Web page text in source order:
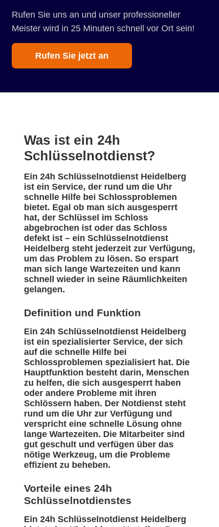
Rufen Sie uns an und unser professioneller
Meister wird in 25 Minuten schnell vor Ort sein!
Rufen Sie jetzt an
Was ist ein 24h
Schlüsselnotdienst?
Ein 24h Schlüsselnotdienst Heidelberg
ist ein Service, der rund um die Uhr
schnelle Hilfe bei Schlossproblemen
bietet. Egal ob man sich ausgesperrt
hat, der Schlüssel im Schloss
abgebrochen ist oder das Schloss
defekt ist – ein Schlüsselnotdienst
Heidelberg steht jederzeit zur Verfügung,
um das Problem zu lösen. So erspart
man sich lange Wartezeiten und kann
schnell wieder in seine Räumlichkeiten
gelangen.
Definition und Funktion
Ein 24h Schlüsselnotdienst Heidelberg
ist ein spezialisierter Service, der sich
auf die schnelle Hilfe bei
Schlossproblemen spezialisiert hat. Die
Hauptfunktion besteht darin, Menschen
zu helfen, die sich ausgesperrt haben
oder andere Probleme mit ihren
Schlössern haben. Der Notdienst steht
rund um die Uhr zur Verfügung und
verspricht eine schnelle Lösung ohne
lange Wartezeiten. Die Mitarbeiter sind
gut geschult und verfügen über das
nötige Werkzeug, um die Probleme
effizient zu beheben.
Vorteile eines 24h
Schlüsselnotdienstes
Ein 24h Schlüsselnotdienst Heidelberg